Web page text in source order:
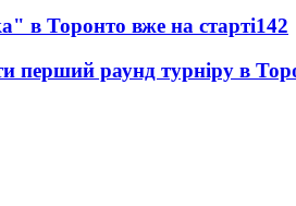
в Торонто вже на старті142
перший раунд турніру в